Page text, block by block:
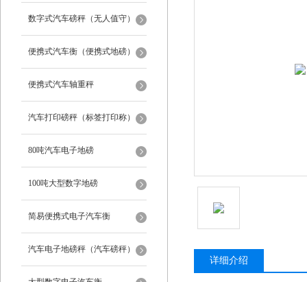
数字式汽车磅秤（无人值守）
便携式汽车衡（便携式地磅）
便携式汽车轴重秤
汽车打印磅秤（标签打印称）
80吨汽车电子地磅
100吨大型数字地磅
简易便携式电子汽车衡
汽车电子地磅秤（汽车磅秤）
详细介绍